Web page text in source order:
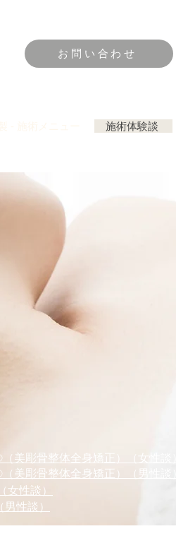
お問い合わせ
施術体験談
美彫骨整体全身矯正）（女性談）
美彫骨整体全身矯正）（男性談）
性談）
性談）